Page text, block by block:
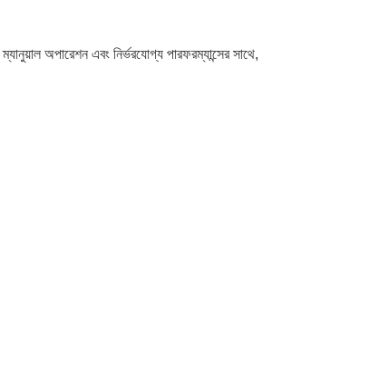
অপারেশন এবং নির্ভরযোগ্য পারফরম্যান্সের সাথে,